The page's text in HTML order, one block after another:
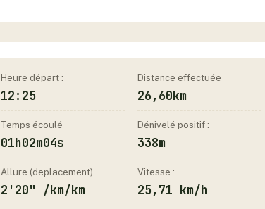
Heure départ :
12:25
Distance effectuée
26,60km
Temps écoulé
01h02m04s
Dénivelé positif :
338m
Allure (deplacement)
2'20" /km/km
Vitesse :
25,71 km/h